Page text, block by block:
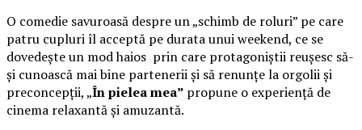
O comedie savuroasă despre un „schimb de roluri” pe care
patru cupluri îl acceptă pe durata unui weekend, ce se
dovedește un mod haios prin care protagoniștii reușesc să-
și cunoască mai bine partenerii și să renunțe la orgolii și
preconcepții, „În pielea mea” propune o experiență de
cinema relaxantă și amuzantă.